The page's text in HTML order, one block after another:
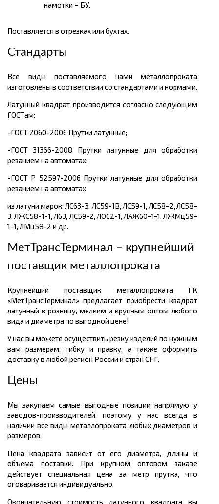
намотки – БУ.
Поставляется в отрезках или бухтах.
Стандарты
Все виды поставляемого нами металлопроката
изготовлены в соответствии со стандартами и нормами.
Латунный квадрат производится согласно следующим
ГОСТам:
-ГОСТ 2060-2006 Прутки латунные;
-ГОСТ 31366-2008 Прутки латунные для обработки
резанием на автоматах;
-ГОСТ Р 52597-2006 Прутки латунные для обработки
резанием на автоматах
из латуни марок: ЛС63-3, ЛС59-1В, ЛС59-1, ЛС58-2, ЛС58-
3, ЛЖС58-1-1, Л63, ЛС59-2, ЛО62-1, ЛАЖ60-1-1, ЛЖМц59-
1-1, ЛМц58-2 и др.
МетТрансТерминал – крупнейший
поставщик металлопроката
Крупнейший поставщик металлопроката ГК
«МетТрансТерминал» предлагает приобрести квадрат
латунный в розницу, мелким и крупным оптом любого
вида и диаметра по выгодной цене!
У нас вы можете осуществить резку изделий по нужным
вам размерам, гибку и правку, а также оформить
доставку в любой регион России и стран СНГ.
Цены
Мы закупаем самые выгодные позиции напрямую у
заводов-производителей, поэтому у нас всегда в
наличии все виды металлопроката любых диаметров и
размеров.
Цена квадрата зависит от его диаметра, длины и
объема поставки. При крупном оптовом заказе
действует специальная цена за метр прутка, что
оговаривается индивидуально.
Окончательную стоимость латунного квадрата вы